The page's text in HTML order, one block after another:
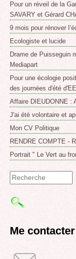
Pour un réveil de la
SAVARY et Gérard
9 mois pour rénover
Ecologiste et lucide
Drame de Puisseguin
Mediapart
Pour une écologie
des journées d'été
Affaire DIEUDONNE :
J'ai été volontaire et
Mon CV Politique
RENDRE COMPTE -
Portrait " Le Vert au
Formulaire
de
Me contacter